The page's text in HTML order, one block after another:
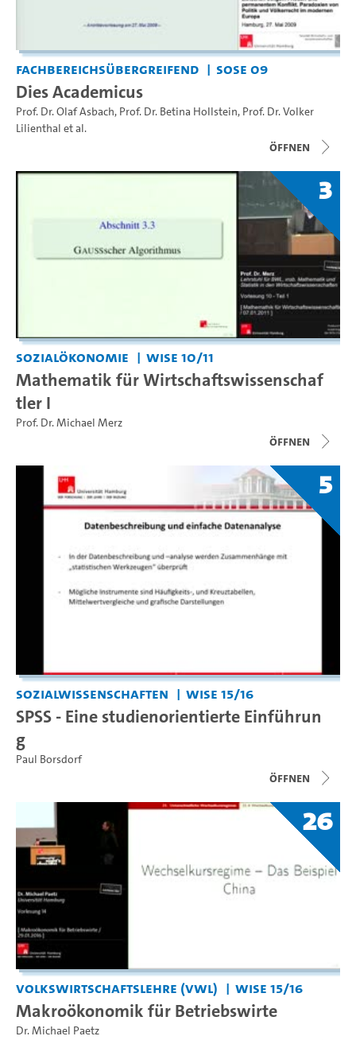
Fachbereichsübergreifend SoSe 09
Dies Academicus
Prof. Dr. Olaf Asbach, Prof. Dr. Betina Hollstein, Prof. Dr. Volker
Lilienthal et al.
Öffnen
3
Sozialökonomie WiSe 10/11
Mathematik für Wirtschaftswissenschaf
tler I
Prof. Dr. Michael Merz
Öffnen
5
Sozialwissenschaften WiSe 15/16
SPSS - Eine studienorientierte Einführun
g
Paul Borsdorf
Öffnen
26
Volkswirtschaftslehre (VWL) WiSe 15/16
Makroökonomik für Betriebswirte
Dr. Michael Paetz